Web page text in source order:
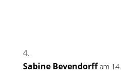
Sabine Bevendorff am